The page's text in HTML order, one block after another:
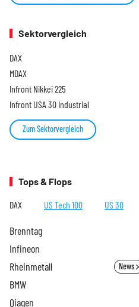
Sektorvergleich
DAX
MDAX
Infront Nikkei 225
Infront USA 30 Industrial
Zum Sektorvergleich
Tops & Flops
DAX US Tech 100 US 30
Brenntag
Infineon
Rheinmetall News
BMW
Qiagen